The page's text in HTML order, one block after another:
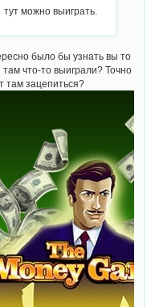
тут можно выиграть.
было бы узнать вы то
там что-то выиграли? Точно
там зацепиться?